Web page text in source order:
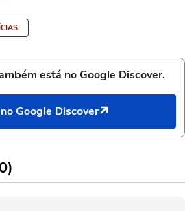
está no Google Discover.
Google Discover